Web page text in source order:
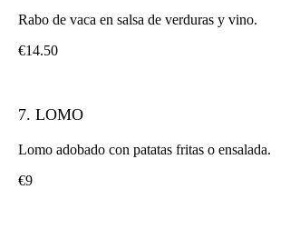
Rabo de vaca en salsa de verduras y vino.
€14.50
7. LOMO
Lomo adobado con patatas fritas o ensalada.
€9